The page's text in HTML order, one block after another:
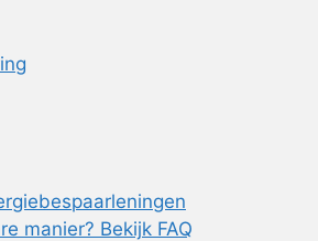
manier? Bekijk FAQ